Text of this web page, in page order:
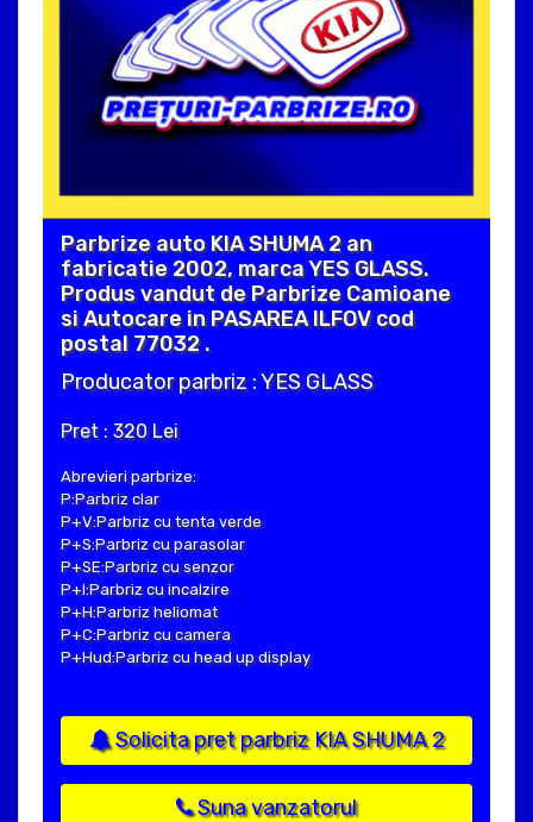
Parbrize auto KIA SHUMA 2 an
fabricatie 2002, marca YES GLASS.
Produs vandut de Parbrize Camioane
si Autocare in PASAREA ILFOV cod
postal 77032 .
Producator parbriz : YES GLASS
Pret : 320 Lei
Abrevieri parbrize:
P:Parbriz clar
P+V:Parbriz cu tenta verde
P+S:Parbriz cu parasolar
P+SE:Parbriz cu senzor
P+I:Parbriz cu incalzire
P+H:Parbriz heliomat
P+C:Parbriz cu camera
P+Hud:Parbriz cu head up display
Solicita pret parbriz KIA SHUMA 2
Suna vanzatorul